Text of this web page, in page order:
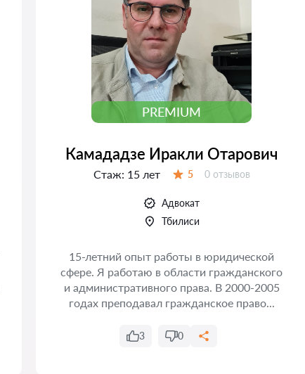
PREMIUM
Камададзе Иракли Отарович
Стаж: 15 лет 5 Отзывов:
0 отзывов
Адвокат
Тбилиси
15-летний опыт работы в юридической
сфере. Я работаю в области гражданского
и административного права. В 2000-2005
годах преподавал гражданское право...
3 0